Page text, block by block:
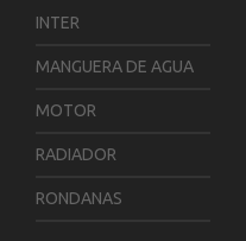
INTER
MANGUERA DE AGUA
MOTOR
RADIADOR
RONDANAS